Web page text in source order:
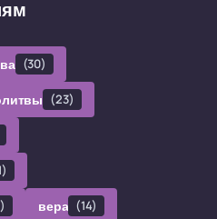
(30)
(23)
вера (14)